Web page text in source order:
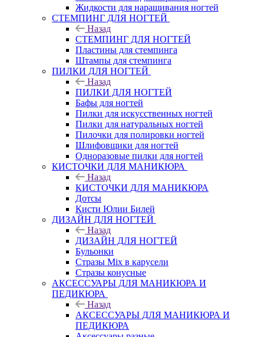
Жидкости для наращивания ногтей
СТЕМПИНГ ДЛЯ НОГТЕЙ
Назад
СТЕМПИНГ ДЛЯ НОГТЕЙ
Пластины для стемпинга
Штампы для стемпинга
ПИЛКИ ДЛЯ НОГТЕЙ
Назад
ПИЛКИ ДЛЯ НОГТЕЙ
Бафы для ногтей
Пилки для искусственных ногтей
Пилки для натуральных ногтей
Пилочки для полировки ногтей
Шлифовщики для ногтей
Одноразовые пилки для ногтей
КИСТОЧКИ ДЛЯ МАНИКЮРА
Назад
КИСТОЧКИ ДЛЯ МАНИКЮРА
Дотсы
Кисти Юлии Билей
ДИЗАЙН ДЛЯ НОГТЕЙ
Назад
ДИЗАЙН ДЛЯ НОГТЕЙ
Бульонки
Стразы Mix в карусели
Стразы конусные
АКСЕССУАРЫ ДЛЯ МАНИКЮРА И
ПЕДИКЮРА
Назад
АКСЕССУАРЫ ДЛЯ МАНИКЮРА И
ПЕДИКЮРА